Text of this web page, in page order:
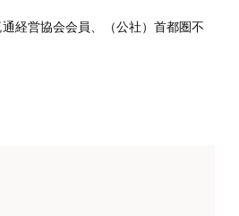
経営協会会員、（公社）首都圏不